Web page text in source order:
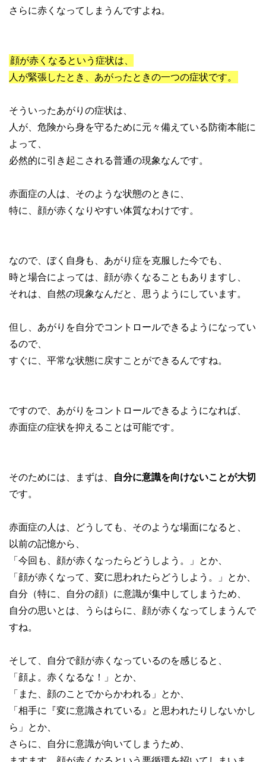
さらに赤くなってしまうんですよね。
顔が赤くなるという症状は、
人が緊張したとき、あがったときの一つの症状です。
そういったあがりの症状は、
人が、危険から身を守るために元々備えている防衛本能に
よって、
必然的に引き起こされる普通の現象なんです。
赤面症の人は、そのような状態のときに、
特に、顔が赤くなりやすい体質なわけです。
なので、ぼく自身も、あがり症を克服した今でも、
時と場合によっては、顔が赤くなることもありますし、
それは、自然の現象なんだと、思うようにしています。
但し、あがりを自分でコントロールできるようになってい
るので、
すぐに、平常な状態に戻すことができるんですね。
ですので、あがりをコントロールできるようになれば、
赤面症の症状を抑えることは可能です。
そのためには、まずは、
自分に意識を向けないことが大切
です。
赤面症の人は、どうしても、そのような場面になると、
以前の記憶から、
「今回も、顔が赤くなったらどうしよう。」とか、
「顔が赤くなって、変に思われたらどうしよう。」とか、
自分（特に、自分の顔）に意識が集中してしまうため、
自分の思いとは、うらはらに、顔が赤くなってしまうんで
すね。
そして、自分で顔が赤くなっているのを感じると、
「顔よ。赤くなるな！」とか、
「また、顔のことでからかわれる」とか、
「相手に『変に意識されている』と思われたりしないかし
ら」とか、
さらに、自分に意識が向いてしまうため、